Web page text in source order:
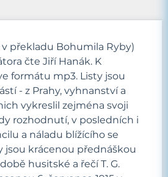
překladu Bohumila Ryby)
čte Jiří Hanák. K
formátu mp3. Listy jsou
- z Prahy, vyhnanství a
vykreslil zejména svoji
rozhodnutí, v posledních i
a náladu blížícího se
jsou krácenou přednáškou
husitské a řečí T. G.